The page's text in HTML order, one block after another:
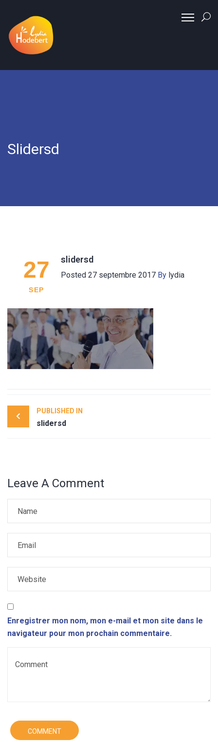
Slidersd
27
SEP
slidersd
Posted 27 septembre 2017 By lydia
Post
navigation
PUBLISHED IN
slidersd
Leave A Comment
Enregistrer mon nom, mon e-mail et mon site dans le
navigateur pour mon prochain commentaire.